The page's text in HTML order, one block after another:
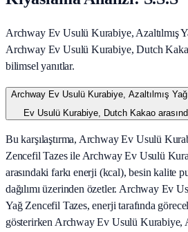
Archway Ev Usulü Kurabiye, Azaltılmış
Archway Ev Usulü Kurabiye, Dutch
bilimsel yanıtlar.
Archway Ev Usulü Kurabiye, Azaltılmış
Ev Usulü Kurabiye, Dutch Kakao
Bu karşılaştırma, Archway Ev Usulü
Zencefil Tazes ile Archway Ev Usulü
arasındaki farkı enerji (kcal), besin kalite
dağılımı üzerinden özetler. Archway Ev
Yağ Zencefil Tazes, enerji tarafında
gösterirken Archway Ev Usulü Kurabiye,